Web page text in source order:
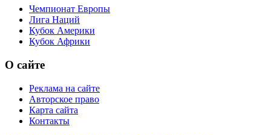
Чемпионат Европы
Лига Наций
Кубок Америки
Кубок Африки
О сайте
Реклама на сайте
Авторское право
Карта сайта
Контакты